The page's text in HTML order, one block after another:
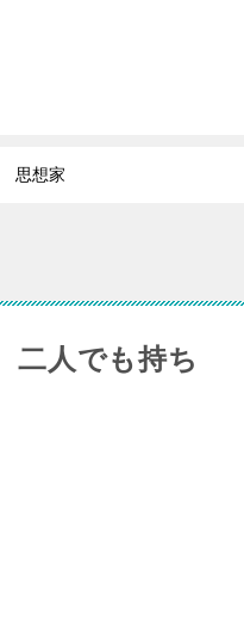
思想家
二人でも持ち